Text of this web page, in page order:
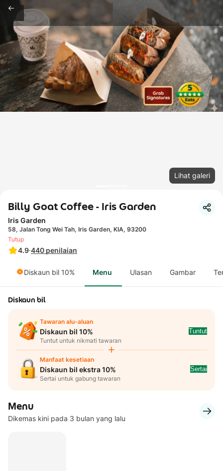
Lihat galeri
Billy Goat Coffee - Iris Garden
Iris Garden
58, Jalan Tong Wei Tah, Iris Garden, KIA, 93200
4.9·440 penilaian
Tutup
Diskaun bil 10% Menu Ulasan Gambar
Diskaun bil
Tawaran alu-aluan
Diskaun bil 10%
Tuntut untuk nikmati tawaran
Tuntut
Manfaat kesetiaan
Diskaun bil ekstra 10%
Sertai untuk gabung tawaran
Sertai
Menu
Dikemas kini pada 3 bulan yang lalu